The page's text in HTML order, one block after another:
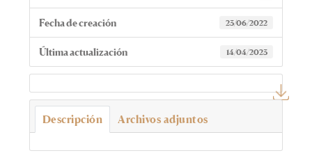
Fecha de creación 23/06/2022
Última actualización 14/04/2023
Descripción Archivos adjuntos